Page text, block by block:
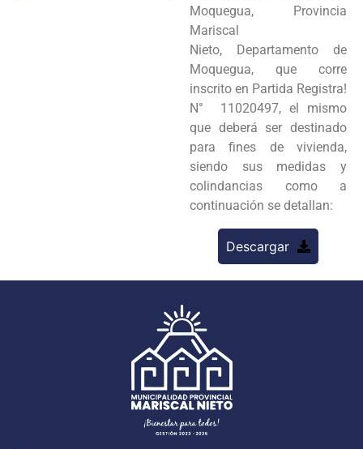
Moquegua, Provincia
Mariscal
Nieto, Departamento de
Moquegua, que corre
inscrito en Partida Registra!
N° 11020497, el mismo
que deberá ser destinado
para fines de vivienda,
siendo sus medidas y
colindancias como a
continuación se detallan:
Descargar